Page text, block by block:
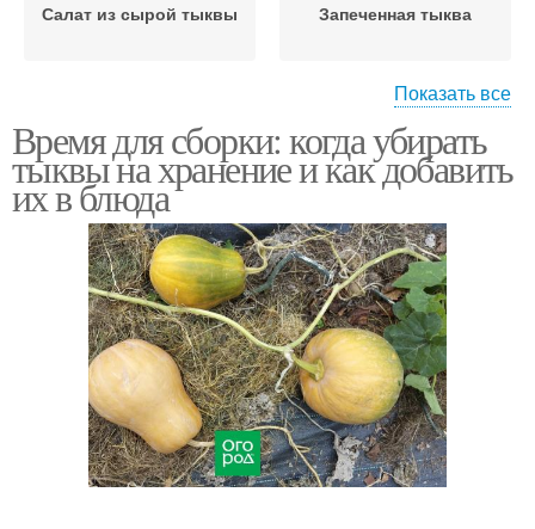
Салат из сырой тыквы Запеченная тыква
Тыква в духовке Рагу с тыквой
Драники из тыквы Жареная тыква
Тыквы при уборке Тыквы в россии
Показать все
Время для сборки: когда убирать
тыквы на хранение и как добавить
их в блюда